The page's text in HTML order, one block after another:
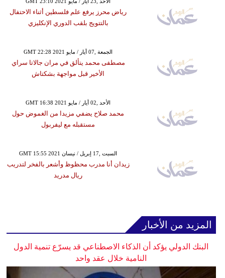
رياض محرز يرفع علم فلسطين أثناء الاحتفال
بالتتويج بلقب الدوري الإنكليزي
GMT 22:28 2021 الجمعة ,07 أيار / مايو
مصطفى محمد يتألق في مران جالاتا سراي
الأخير قبل مواجهة بشكتاش
GMT 16:38 2021 الأحد ,02 أيار / مايو
محمد صلاح يضفي مزيدا من الغموض حول
مستقبله مع ليفربول
GMT 15:55 2021 السبت ,17 إبريل / نيسان
زيدان أنا مدرب محظوظ وأشعر بالفخر لتدريب
ريال مدريد
المزيد من الأخبار
البنك الدولي يؤكد أن الذكاء الاصطناعي قد يسرّع تنمية الدول
النامية خلال عقد واحد